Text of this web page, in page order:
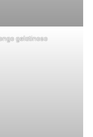
gelatinoso